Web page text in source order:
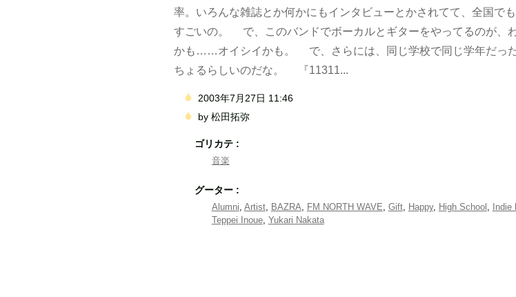
率。いろんな雑誌とか何かにもインタビューとかされてて、全国
すごいの。 で、このバンドでボーカルとギターをやってるのが、
かも……オイシイかも。 で、さらには、同じ学校で同じ学年だっ
ちょるらしいのだな。 『11311...
2003年7月27日 11:46
by 松田拓弥
ゴリカテ :
音楽
グーター :
Alumni, Artist, BAZRA, FM NORTH WAVE, Gift, Happy, High School , Indie
Teppei Inoue, Yukari Nakata